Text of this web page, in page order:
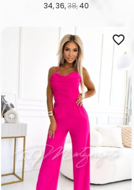
34 36 38 40
favorite_border